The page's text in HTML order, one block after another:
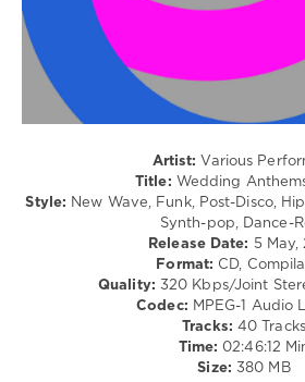
/
Swing
Lyric
Artist: Various
Title: Wedding
Style: New Wave, Funk, Post-Disco,
Synth-pop, Dance-
Release Date:
5 May,
Format: CD,
Quality: 320 Kbps/Joint
Codec: MPEG-1 Audio
Tracks: 40 Tracks
Time: 02:46:12
Size: 380 MB